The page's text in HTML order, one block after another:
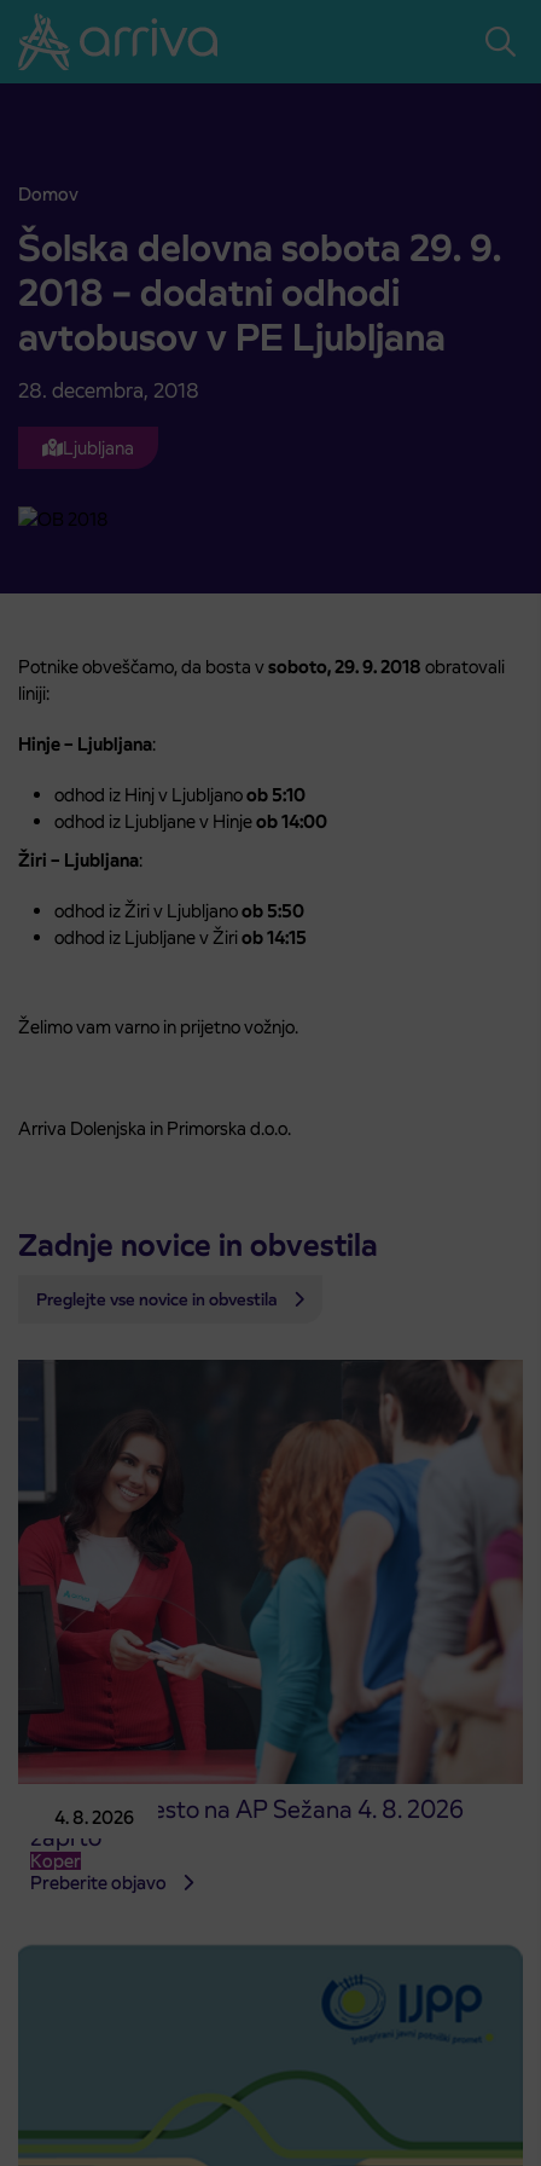
Skoči na vsebino
Domov
Šolska delovna sobota 29. 9. 2018 – dodatni odhodi avtobusov v
Šolska delovna sobota 29. 9.
2018 – dodatni odhodi
avtobusov v PE Ljubljana
28. decembra, 2018
Ljubljana
Potnike obveščamo, da bosta vsoboto, 29. 9. 2018 obratovali
liniji:
Hinje – Ljubljana:
odhod iz Hinj v Ljubljanoob 5:10
odhod iz Ljubljane v Hinjeob 14:00
Žiri – Ljubljana:
odhod iz Žiri v Ljubljanoob 5:50
odhod iz Ljubljane v Žiriob 14:15
Želimo vam varno in prijetno vožnjo.
Arriva Dolenjska in Primorska d.o.o.
Zadnje novice in obvestila
Preglejte vse novice in obvestila
4. 8. 2026
Prodajno mesto na AP Sežana 4. 8. 2026
zaprto
Koper
Preberite objavo